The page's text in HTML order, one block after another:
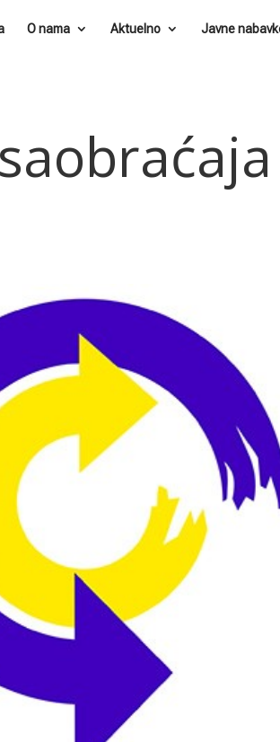
O nama Aktuelno Javne